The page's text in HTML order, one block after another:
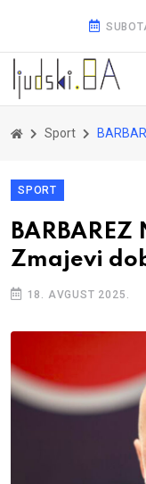
Sport BARBAREZ
SPORT
BARBAREZ
Zmajevi
18. AVGUST 2025.